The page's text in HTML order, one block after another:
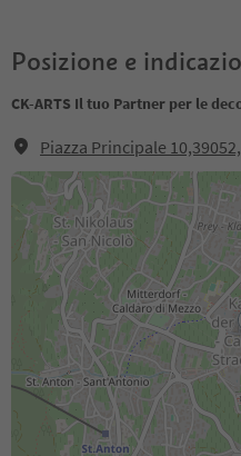
Posizione e
CK-ARTS Il tuo Partner per le
Piazza Principale